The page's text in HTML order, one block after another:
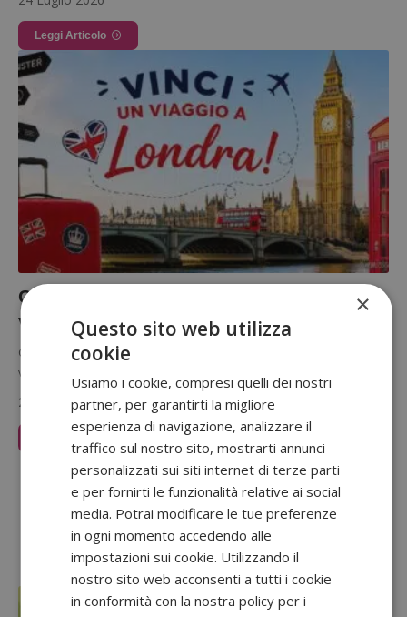
Leggi Articolo
Concorso Wilkinson Sword vinci a tutta
velocità: soggiorno Williams F1
Con il concorso “Con Wilkinson Sword vinci a tutta velocità” puoi
vincere un cappello autografato dai piloti Carlos Sainz o…
24 Luglio 2026
Leggi Articolo
Sponsorizzato:
×
Questo sito web utilizza
cookie
Usiamo i cookie, compresi quelli dei nostri
partner, per garantirti la migliore
esperienza di navigazione, analizzare il
traffico sul nostro sito, mostrarti annunci
personalizzati sui siti internet di terze parti
e per fornirti le funzionalità relative ai social
media. Potrai modificare le tue preferenze
in ogni momento accedendo alle
impostazioni sui cookie. Utilizzando il
nostro sito web acconsenti a tutti i cookie
in conformità con la nostra policy per i